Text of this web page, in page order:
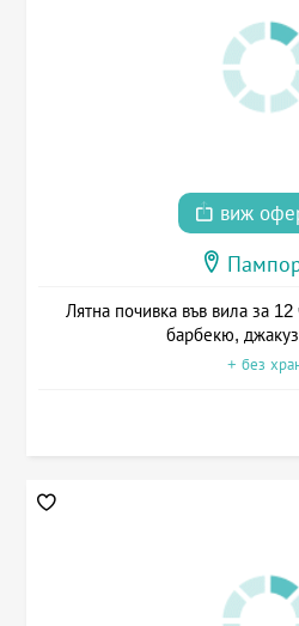
виж
Лятна почивка във вила за
барбекю,
+ без